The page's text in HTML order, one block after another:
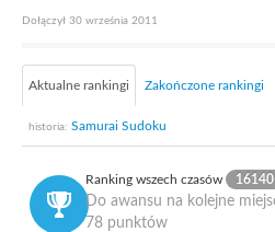
Dołączył 30 września 2011
Aktualne rankingi Zakończone rankingi
historia: Samurai Sudoku
Ranking wszech czasów
Do awansu na kolejne
78 punktów